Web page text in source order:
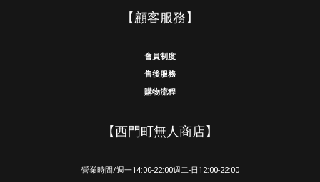
【顧客服務】
會員制度
售後服務
購物流程
【西門町無人商店】
營業時間/週一14:00-22:00週二-日12:00-22:00